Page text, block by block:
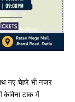
नए चेहरे भी नजर
केविना टाक में